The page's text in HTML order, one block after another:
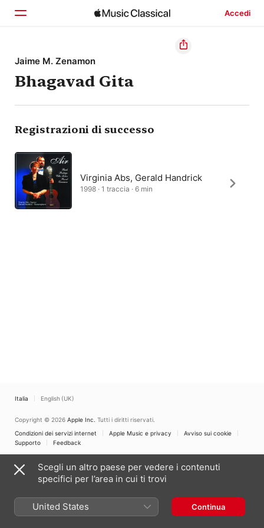
Accedi
Home
Scopri
Cerca
Jaime M. Zenamon
Bhagavad Gita
Registrazioni di successo
Virginia Abs, Gerald Handrick
1998 · 1 traccia · 6 min
Italia English (UK)
Copyright © 2026 Apple Inc. Tutti i diritti riservati.
Condizioni dei servizi internet
Apple Music e privacy
Avviso sui cookie
Supporto
Feedback
Scegli un altro paese per vedere i contenuti
specifici per l’area in cui ti trovi
United States Continua